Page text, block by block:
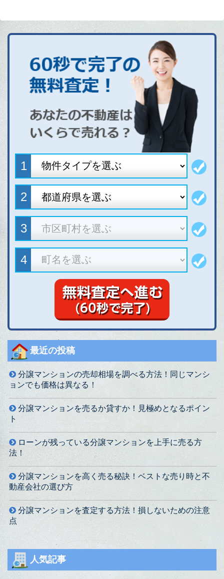
最近の投稿
分譲マンションの売却相場を調べる方法！同じマンシ
ョンでも価格は異なる！
分譲マンションを売るか貸すか！見極めとなるポイン
ト
ローンが残っている分譲マンションを上手に売る方
法！
分譲マンションを高く売る秘訣！ベストな売り時と不
動産会社の選び方
分譲マンションを査定する方法！損しないための注意
点
人気記事